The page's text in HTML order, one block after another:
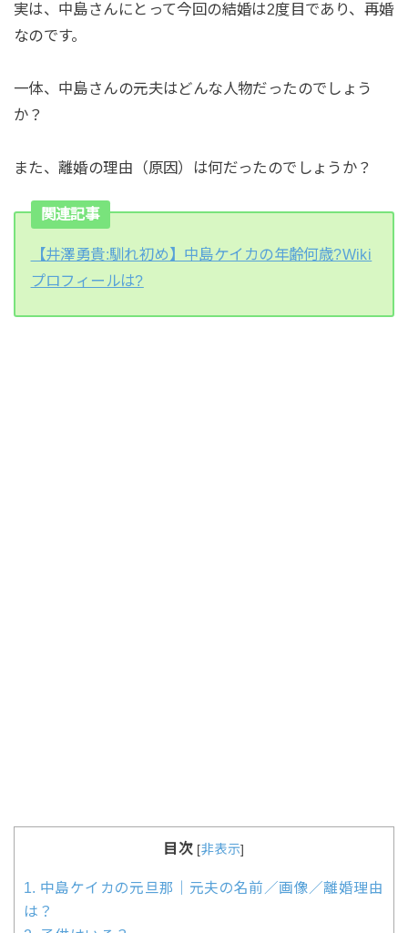
実は、中島さんにとって今回の結婚は2度目であり、再婚
なのです。
一体、中島さんの元夫はどんな人物だったのでしょう
か？
また、離婚の理由（原因）は何だったのでしょうか？
関連記事
【井澤勇貴:馴れ初め】中島ケイカの年齢何歳?Wiki
プロフィールは?
目次 [非表示]
1. 中島ケイカの元旦那｜元夫の名前／画像／離婚理由
は？